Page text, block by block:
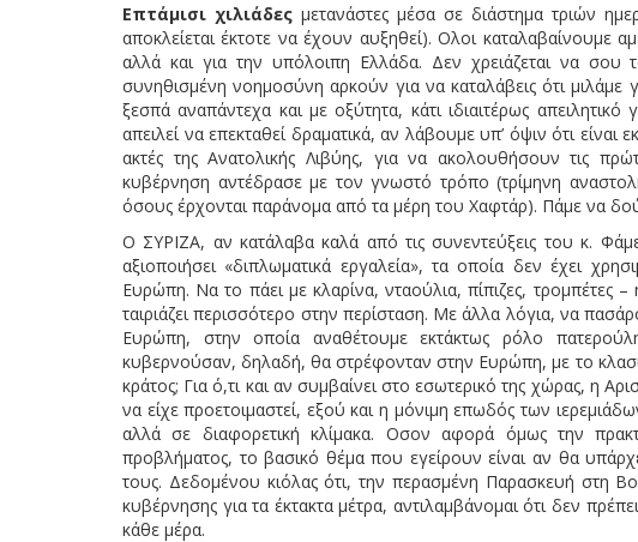
Επτάμισι χιλιάδες μετανάστες μέσα σε διάστημα τριών
αποκλείεται έκτοτε να έχουν αυξηθεί). Ολοι καταλαβαίνουμε
αλλά και για την υπόλοιπη Ελλάδα. Δεν χρειάζεται να σου
συνηθισμένη νοημοσύνη αρκούν για να καταλάβεις ότι μιλάμε
ξεσπά αναπάντεχα και με οξύτητα, κάτι ιδιαιτέρως απειλητικό
απειλεί να επεκταθεί δραματικά, αν λάβουμε υπ’ όψιν ότι είναι
ακτές της Ανατολικής Λιβύης, για να ακολουθήσουν τις
κυβέρνηση αντέδρασε με τον γνωστό τρόπο (τρίμηνη
όσους έρχονται παράνομα από τα μέρη του Χαφτάρ). Πάμε να
Ο ΣΥΡΙΖΑ, αν κατάλαβα καλά από τις συνεντεύξεις του κ.
αξιοποιήσει «διπλωματικά εργαλεία», τα οποία δεν έχει
Ευρώπη. Να το πάει με κλαρίνα, νταούλια, πίπιζες, τρομπέτες
ταιριάζει περισσότερο στην περίσταση. Με άλλα λόγια, να
Ευρώπη, στην οποία αναθέτουμε εκτάκτως ρόλο
κυβερνούσαν, δηλαδή, θα στρέφονταν στην Ευρώπη, με το
κράτος; Για ό,τι και αν συμβαίνει στο εσωτερικό της χώρας, η
να είχε προετοιμαστεί, εξού και η μόνιμη επωδός των
αλλά σε διαφορετική κλίμακα. Οσον αφορά όμως την
προβλήματος, το βασικό θέμα που εγείρουν είναι αν θα
τους. Δεδομένου κιόλας ότι, την περασμένη Παρασκευή στη
κυβέρνησης για τα έκτακτα μέτρα, αντιλαμβάνομαι ότι δεν
κάθε μέρα.